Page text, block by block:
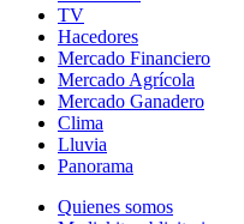
TV
Hacedores
Mercado Financiero
Mercado Agrícola
Mercado Ganadero
Clima
Lluvia
Panorama
Quienes somos